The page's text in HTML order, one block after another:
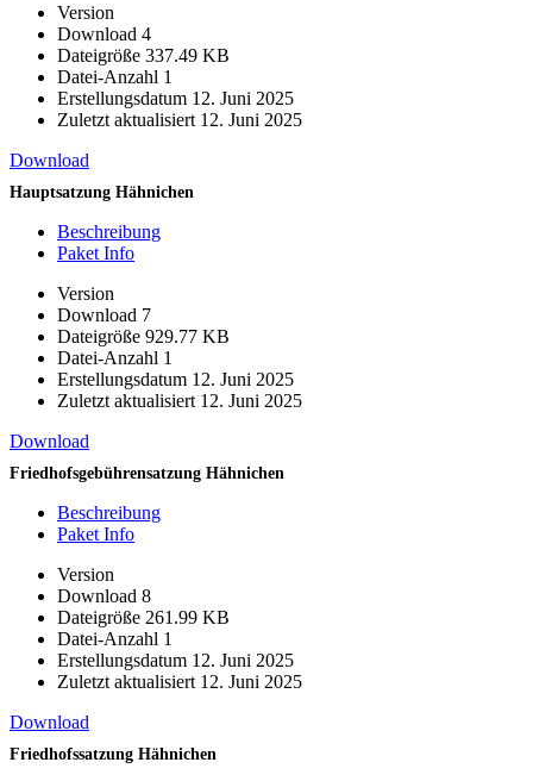
Version
Download 4
Dateigröße 337.49 KB
Datei-Anzahl 1
Erstellungsdatum 12. Juni 2025
Zuletzt aktualisiert 12. Juni 2025
Download
Hauptsatzung Hähnichen
Beschreibung
Paket Info
Version
Download 7
Dateigröße 929.77 KB
Datei-Anzahl 1
Erstellungsdatum 12. Juni 2025
Zuletzt aktualisiert 12. Juni 2025
Download
Friedhofsgebührensatzung Hähnichen
Beschreibung
Paket Info
Version
Download 8
Dateigröße 261.99 KB
Datei-Anzahl 1
Erstellungsdatum 12. Juni 2025
Zuletzt aktualisiert 12. Juni 2025
Download
Friedhofssatzung Hähnichen